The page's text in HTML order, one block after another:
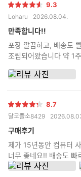
별
점
9.3
Loharu 2026.08.04.
만족합니다!!
포장 깔끔하고, 배송도
조립되어왔습니다 약 1
별
점
8.7
달코뿔소8429
구매후기
제가 15년동안 컴퓨터